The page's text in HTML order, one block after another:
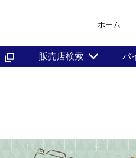
ホーム
販売店検索 バ